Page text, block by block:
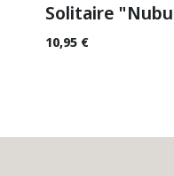
Solitaire
10,95 €